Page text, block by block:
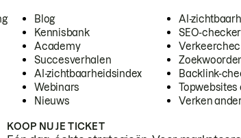
Blog
Kennisbank
Academy
Succesverhalen
AI-zichtbaarheidsindex
Webinars
Nieuws
AI-
SEO-checker
Backlink-
Topwebsites
Verken
KOOP NU JE TICKET